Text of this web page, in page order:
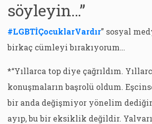
söyleyin…”
#LGBTİÇocuklarVardır” sosyal
birkaç cümleyi bırakıyorum…
*“Yıllarca top diye çağrıldım.
konuşmaların başrolü oldum.
bir anda değişmiyor yönelim
ayıp, bu bir eksiklik değildir.